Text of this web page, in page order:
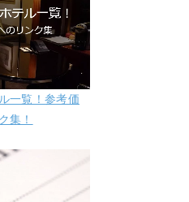
一覧！参考価
集！